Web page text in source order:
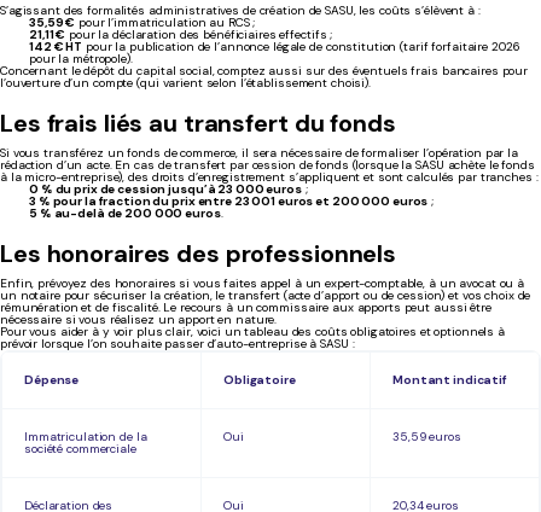
S’agissant des formalités administratives de création de SASU, les coûts s’élèvent à :
35,59 € pour l’immatriculation au RCS ;
21,11 € pour la déclaration des bénéficiaires effectifs ;
142 € HT pour la publication de l’annonce légale de constitution (tarif forfaitaire 2026
pour la métropole).
Concernant le dépôt du capital social, comptez aussi sur des éventuels frais bancaires pour
l’ouverture d’un compte (qui varient selon l’établissement choisi).
Les frais liés au transfert du fonds
Si vous transférez un fonds de commerce, il sera nécessaire de formaliser l’opération par la
rédaction d’un acte. En cas de transfert par cession de fonds (lorsque la SASU achète le fonds
à la micro-entreprise), des droits d’enregistrement s’appliquent et sont calculés par tranches :
0 % du prix de cession jusqu’à 23 000 euros;
3 % pour la fraction du prix entre 23 001 euros et 200 000 euros ;
5 % au-delà de 200 000 euros.
Les honoraires des professionnels
Enfin, prévoyez des honoraires si vous faites appel à un expert-comptable, à un avocat ou à
un notaire pour sécuriser la création, le transfert (acte d’apport ou de cession) et vos choix de
rémunération et de fiscalité. Le recours à un commissaire aux apports peut aussi être
nécessaire si vous réalisez un apport en nature.
Pour vous aider à y voir plus clair, voici un tableau des coûts obligatoires et optionnels à
prévoir lorsque l’on souhaite passer d’auto-entreprise à SASU :
Dépense Obligatoire Montant indicatif
Immatriculation de la
société commerciale
Oui 35,59 euros
Déclaration des Oui 20,34 euros